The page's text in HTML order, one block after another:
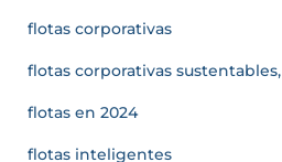
flotas corporativas
flotas corporativas sustentables,
flotas en 2024
flotas inteligentes